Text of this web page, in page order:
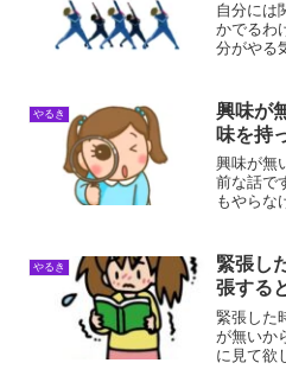
自分には
かでるわ
分がやる
には関係
いと思う
やるき
興味が
味を持
興味が無
前な話で
もやらな
味が無い
いとやる
やるき
緊張し
張する
緊張した
が無いか
に見て欲